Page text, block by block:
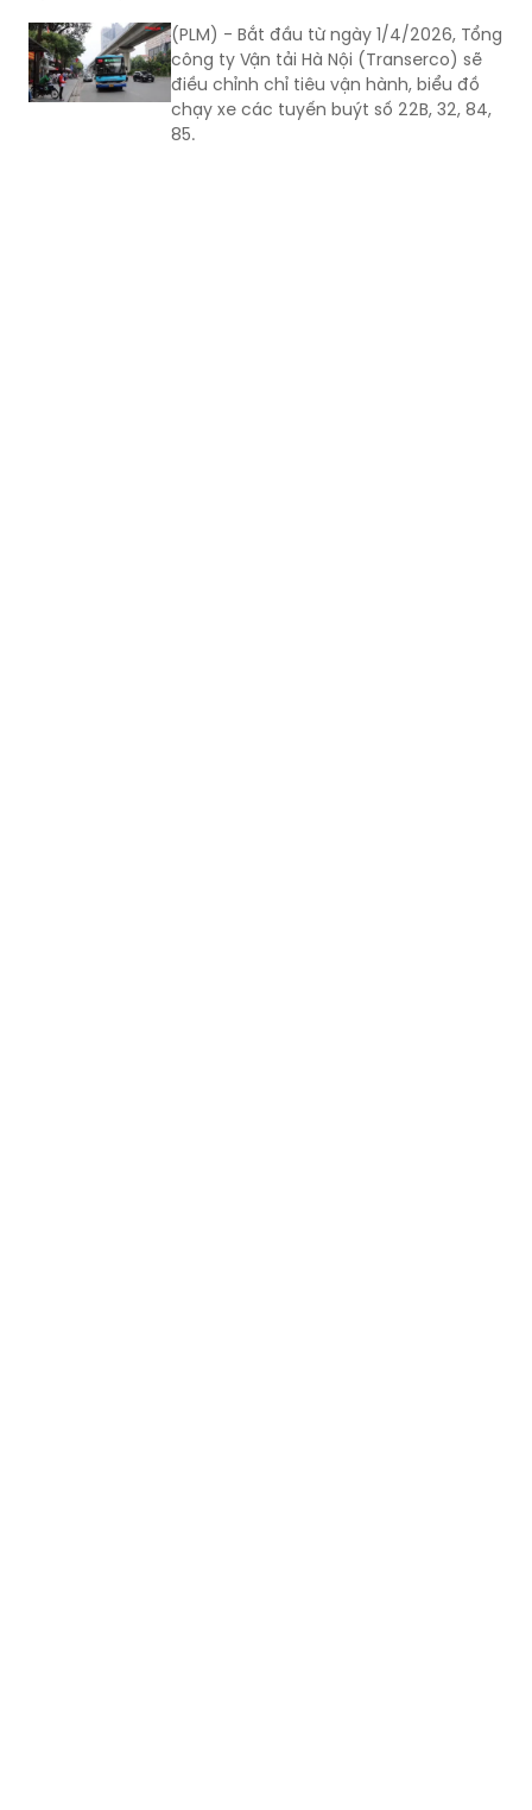
Điều chỉnh lộ trình, cự ly các tuyến xe buýt
tại Hà Nội
(PLM) - Bắt đầu từ ngày 1/4/2026, Tổng
công ty Vận tải Hà Nội (Transerco) sẽ
điều chỉnh chỉ tiêu vận hành, biểu đồ